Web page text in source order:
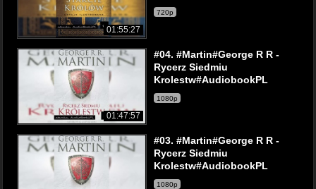
01:55:27
720p
01:47:57
#04. #Martin#George R R -
Rycerz Siedmiu
Krolestw#AudiobookPL
1080p
#03. #Martin#George R R -
Rycerz Siedmiu
Krolestw#AudiobookPL
1080p